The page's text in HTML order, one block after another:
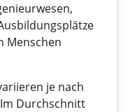
Menschen
je nach
Durchschnitt